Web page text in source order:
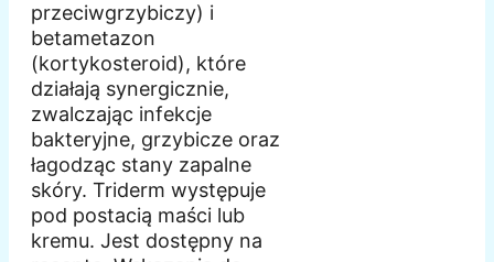
przeciwgrzybiczy) i
betametazon
(kortykosteroid), które
działają synergicznie,
zwalczając infekcje
bakteryjne, grzybicze oraz
łagodząc stany zapalne
skóry. Triderm występuje
pod postacią maści lub
kremu. Jest dostępny na